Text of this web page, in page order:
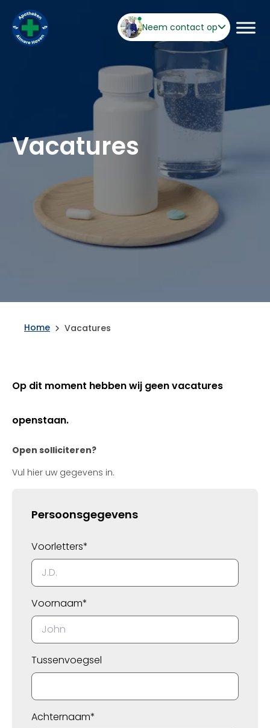
Neem contact op
Vacatures
Home Vacatures
Op dit moment hebben wij geen vacatures
openstaan.
Open solliciteren?
Vul hier uw gegevens in.
Persoonsgegevens
Voorletters*
Voornaam*
Tussenvoegsel
Achternaam*